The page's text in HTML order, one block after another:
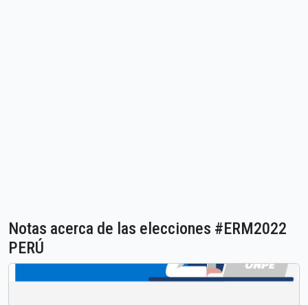
Notas acerca de las elecciones #ERM2022
PERÚ